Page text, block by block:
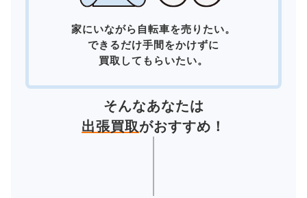
家にいながら自転車を売りたい。
できるだけ手間をかけずに
買取してもらいたい。
そんなあなたは
出張買取がおすすめ！